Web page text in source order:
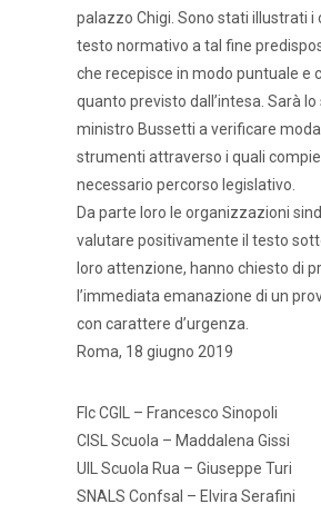
palazzo Chigi. Sono stati illustrati i
testo normativo a tal fine
che recepisce in modo puntuale e
quanto previsto dall’intesa. Sarà lo
ministro Bussetti a verificare
strumenti attraverso i quali
necessario percorso legislativo.
Da parte loro le organizzazioni
valutare positivamente il testo
loro attenzione, hanno chiesto di
l’immediata emanazione di un
con carattere d’urgenza.
Roma, 18 giugno 2019
Flc CGIL – Francesco Sinopoli
CISL Scuola – Maddalena Gissi
UIL Scuola Rua – Giuseppe Turi
SNALS Confsal – Elvira Serafini